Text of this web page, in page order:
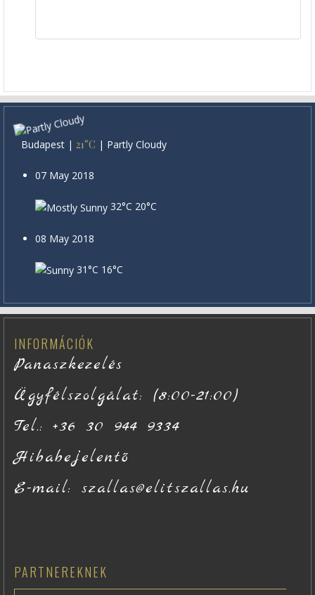
Budapest | 21°C | Partly Cloudy
07 May 2018
32°C 20°C
08 May 2018
31°C 16°C
INFORMÁCIÓK
Panaszkezelés
Ügyfélszolgálat: (8:00-21:00)
Tel.: +36 30 944 9334
Hibabejelentő
E-mail: szallas@elitszallas.hu
PARTNEREKNEK